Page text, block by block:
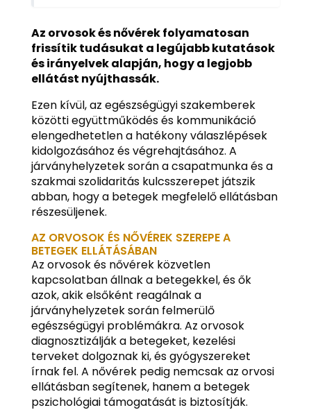
Az orvosok és nővérek folyamatosan
frissítik tudásukat a legújabb kutatások
és irányelvek alapján, hogy a legjobb
ellátást nyújthassák.
Ezen kívül, az egészségügyi szakemberek
közötti együttműködés és kommunikáció
elengedhetetlen a hatékony válaszlépések
kidolgozásához és végrehajtásához. A
járványhelyzetek során a csapatmunka és a
szakmai szolidaritás kulcsszerepet játszik
abban, hogy a betegek megfelelő ellátásban
részesüljenek.
AZ ORVOSOK ÉS NŐVÉREK SZEREPE A
BETEGEK ELLÁTÁSÁBAN
Az orvosok és nővérek közvetlen
kapcsolatban állnak a betegekkel, és ők
azok, akik elsőként reagálnak a
járványhelyzetek során felmerülő
egészségügyi problémákra. Az orvosok
diagnosztizálják a betegeket, kezelési
terveket dolgoznak ki, és gyógyszereket
írnak fel. A nővérek pedig nemcsak az orvosi
ellátásban segítenek, hanem a betegek
pszichológiai támogatását is biztosítják.